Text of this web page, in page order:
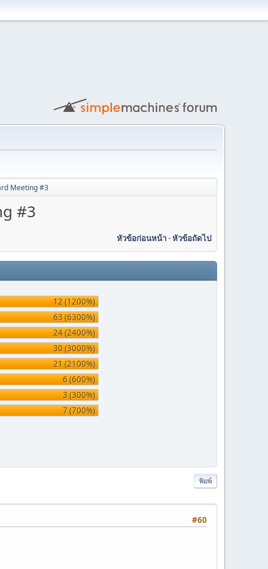
Meeting #3
#3
หัวข้อก่อนหน้า-หัวข้อถัดไป
12 (1200%)
63 (6300%)
24 (2400%)
30 (3000%)
21 (2100%)
6 (600%)
3 (300%)
7 (700%)
พิมพ์
#60